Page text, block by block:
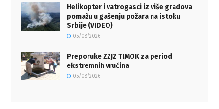
Helikopter i vatrogasci iz više gradova
pomažu u gašenju požara na istoku
Srbije (VIDEO)
05/08/2026
Preporuke ZZJZ TIMOK za period
ekstremnih vrućina
05/08/2026